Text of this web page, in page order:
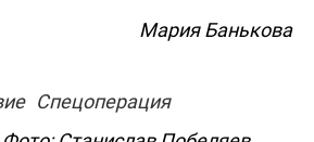
Мария Банькова
Спецоперация